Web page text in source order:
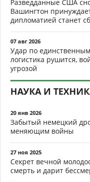
Разведданные США
Вашингтон
дипломатией станет
07 авг 2026
Удар по
логистика рушится,
угрозой
НАУКА И
20 янв 2026
Забытый немецкий
меняющим войны
27 ноя 2025
Секрет вечной
смерть и дарит